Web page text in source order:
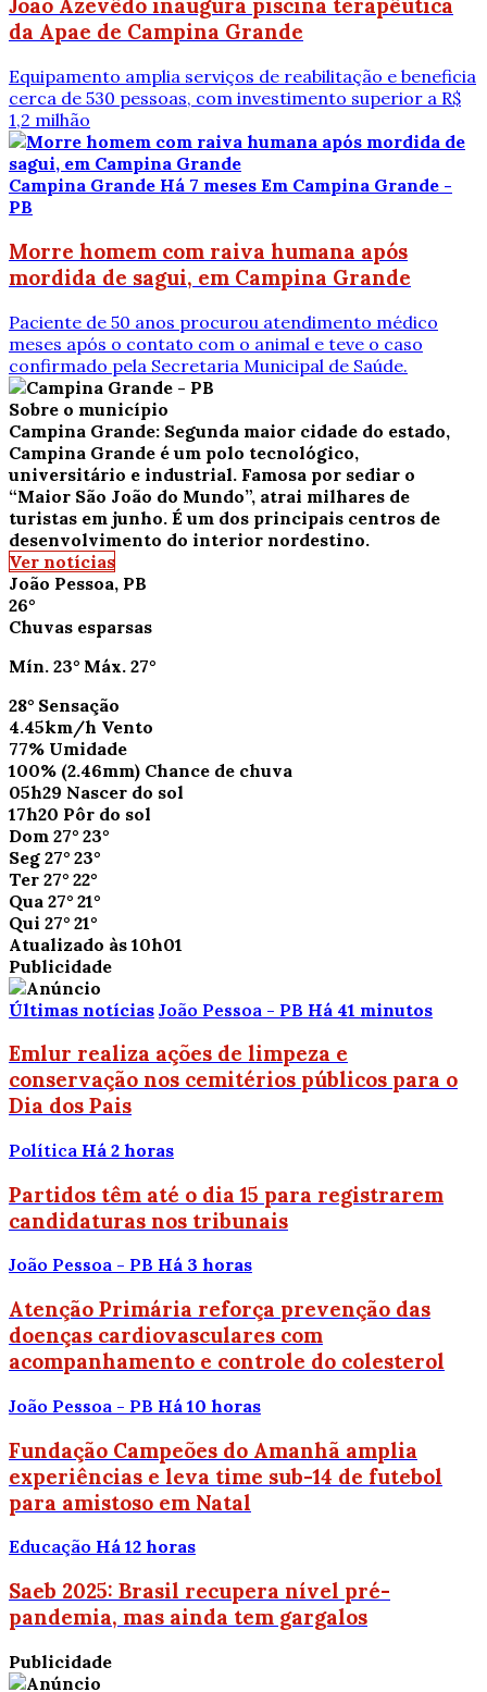
João Azevêdo inaugura piscina terapêutica
da Apae de Campina Grande
Equipamento amplia serviços de reabilitação e beneficia
cerca de 530 pessoas, com investimento superior a R$
1,2 milhão
Campina Grande Há 7 meses Em Campina Grande -
PB
Morre homem com raiva humana após
mordida de sagui, em Campina Grande
Paciente de 50 anos procurou atendimento médico
meses após o contato com o animal e teve o caso
confirmado pela Secretaria Municipal de Saúde.
Sobre o município
Campina Grande: Segunda maior cidade do estado,
Campina Grande é um polo tecnológico,
universitário e industrial. Famosa por sediar o
“Maior São João do Mundo”, atrai milhares de
turistas em junho. É um dos principais centros de
desenvolvimento do interior nordestino.
Ver notícias
João Pessoa, PB
26°
Chuvas esparsas
Mín. 23° Máx. 27°
28° Sensação
4.45km/h Vento
77% Umidade
100% (2.46mm) Chance de chuva
05h29 Nascer do sol
17h20 Pôr do sol
Dom 27° 23°
Seg 27° 23°
Ter 27° 22°
Qua 27° 21°
Qui 27° 21°
Atualizado às 10h01
Publicidade
Últimas notícias João Pessoa - PB Há 41 minutos
Emlur realiza ações de limpeza e
conservação nos cemitérios públicos para o
Dia dos Pais
Política Há 2 horas
Partidos têm até o dia 15 para registrarem
candidaturas nos tribunais
João Pessoa - PB Há 3 horas
Atenção Primária reforça prevenção das
doenças cardiovasculares com
acompanhamento e controle do colesterol
João Pessoa - PB Há 10 horas
Fundação Campeões do Amanhã amplia
experiências e leva time sub-14 de futebol
para amistoso em Natal
Educação Há 12 horas
Saeb 2025: Brasil recupera nível pré-
pandemia, mas ainda tem gargalos
Publicidade